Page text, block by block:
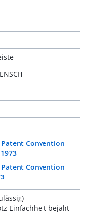
Patent Convention
Patent Convention
Einfachheit bejaht